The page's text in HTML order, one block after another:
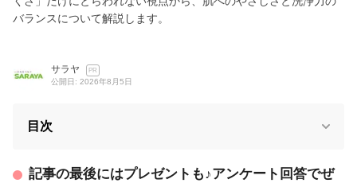
バランスについて解説します。
サラヤ PR
公開日: 2026年8月5日
目次
記事の最後にはプレゼントも♪アンケート回答でぜ